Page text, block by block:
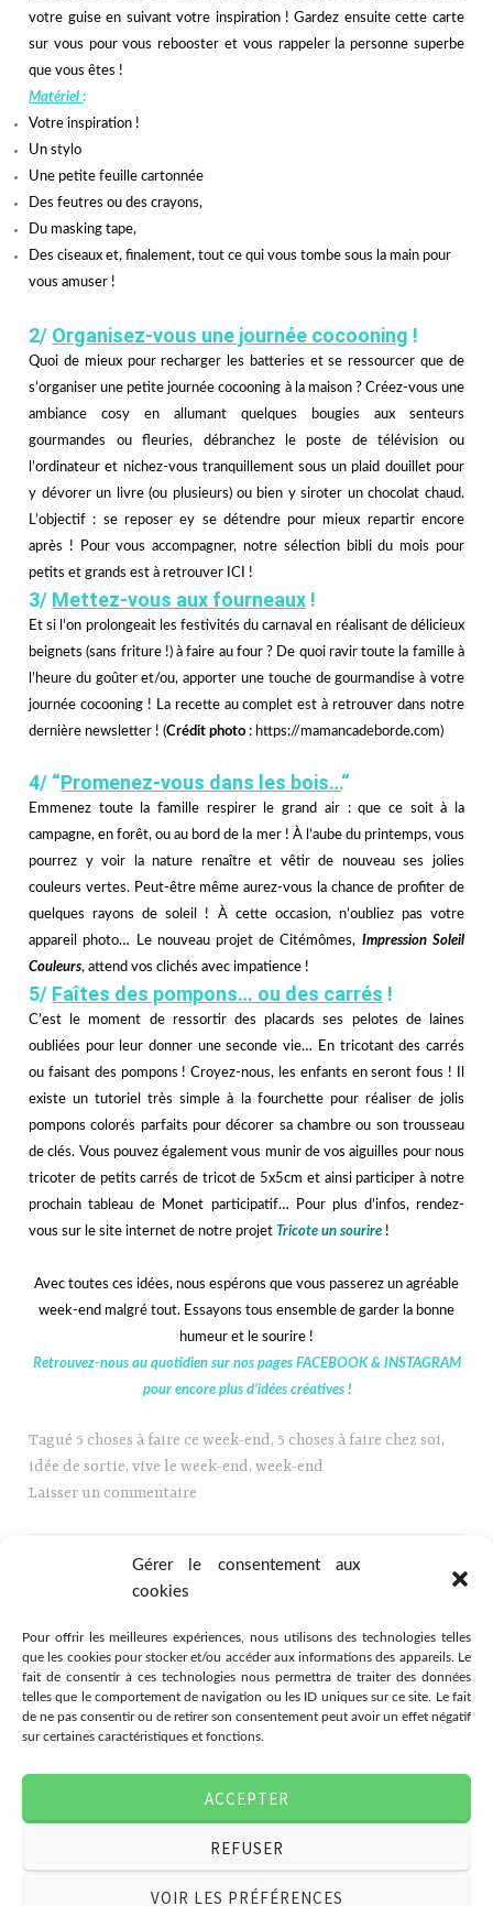
Gérer le consentement aux
cookies
Pour offrir les meilleures expériences, nous utilisons des technologies telles
que les cookies pour stocker et/ou accéder aux informations des appareils. Le
fait de consentir à ces technologies nous permettra de traiter des données
telles que le comportement de navigation ou les ID uniques sur ce site. Le fait
de ne pas consentir ou de retirer son consentement peut avoir un effet négatif
sur certaines caractéristiques et fonctions.
ACCEPTER
REFUSER
VOIR LES PRÉFÉRENCES
votre guise en suivant votre inspiration ! Gardez ensuite cette carte
sur vous pour vous rebooster et vous rappeler la personne superbe
que vous êtes !
Matériel :
Votre inspiration !
Un stylo
Une petite feuille cartonnée
Des feutres ou des crayons,
Du masking tape,
Des ciseaux et, finalement, tout ce qui vous tombe sous la main pour
vous amuser !
2/ Organisez-vous une journée cocooning !
Quoi de mieux pour recharger les batteries et se ressourcer que de
s’organiser une petite journée cocooning à la maison ? Créez-vous une
ambiance cosy en allumant quelques bougies aux senteurs
gourmandes ou fleuries, débranchez le poste de télévision ou
l’ordinateur et nichez-vous tranquillement sous un plaid douillet pour
y dévorer un livre (ou plusieurs) ou bien y siroter un chocolat chaud.
L’objectif : se reposer ey se détendre pour mieux repartir encore
après ! Pour vous accompagner, notre sélection bibli du mois pour
petits et grands est à retrouver ICI !
3/ Mettez-vous aux fourneaux !
Et si l’on prolongeait les festivités du carnaval en réalisant de délicieux
beignets (sans friture !) à faire au four ? De quoi ravir toute la famille à
l’heure du goûter et/ou, apporter une touche de gourmandise à votre
journée cocooning ! La recette au complet est à retrouver dans notre
dernière newsletter ! (Crédit photo : https://mamancadeborde.com)
4/ “Promenez-vous dans les bois…“
Emmenez toute la famille respirer le grand air : que ce soit à la
campagne, en forêt, ou au bord de la mer ! À l’aube du printemps, vous
pourrez y voir la nature renaître et vêtir de nouveau ses jolies
couleurs vertes. Peut-être même aurez-vous la chance de profiter de
quelques rayons de soleil ! À cette occasion, n’oubliez pas votre
appareil photo… Le nouveau projet de Citémômes, Impression Soleil
Couleurs, attend vos clichés avec impatience !
5/ Faîtes des pompons… ou des carrés !
C’est le moment de ressortir des placards ses pelotes de laines
oubliées pour leur donner une seconde vie… En tricotant des carrés
ou faisant des pompons ! Croyez-nous, les enfants en seront fous ! Il
existe un tutoriel très simple à la fourchette pour réaliser de jolis
pompons colorés parfaits pour décorer sa chambre ou son trousseau
de clés. Vous pouvez également vous munir de vos aiguilles pour nous
tricoter de petits carrés de tricot de 5x5cm et ainsi participer à notre
prochain tableau de Monet participatif… Pour plus d’infos, rendez-
vous sur le site internet de notre projet Tricote un sourire !
Avec toutes ces idées, nous espérons que vous passerez un agréable
week-end malgré tout. Essayons tous ensemble de garder la bonne
humeur et le sourire !
Retrouvez-nous au quotidien sur nos pages FACEBOOK& INSTAGRAM
pour encore plus d’idées créatives !
Tagué 5 choses à faire ce week-end, 5 choses à faire chez soi,
idée de sortie,vive le week-end,week-end
Laisser un commentaire
Association Citémômes
78 rue Jeanne d'Arc, 76000
Rouen